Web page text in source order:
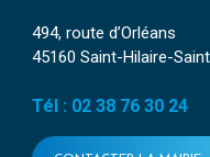
494, route d’Orléans
45160 Saint-Hilaire-
Tél : 02 38 76 30 24